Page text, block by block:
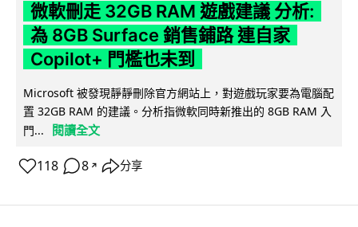
微軟刪走 32GB RAM 遊戲建議 分析:
為 8GB Surface 銷售鋪路 連自家
Copilot+ 門檻也未到
Microsoft 被發現靜靜刪除官方網站上，對遊戲玩家要為電腦配
置 32GB RAM 的建議。分析指微軟同時新推出的 8GB RAM 入
門...
閱讀全文
118 8 ↗ 分享